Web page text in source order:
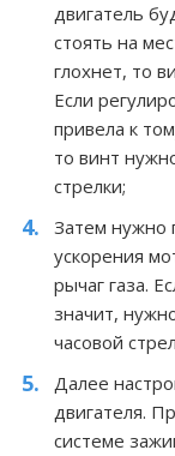
двигатель
стоять на
глохнет, то
Если
привела к
то винт
стрелки;
Затем нужно
ускорения
рычаг газа.
значит,
часовой
Далее
двигателя.
системе